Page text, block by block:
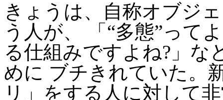
きょうは、自称オブジ
う人が、 「“多態”って
る仕組みですよね?」な
めに ブチきれていた。
リ」をする人に対して